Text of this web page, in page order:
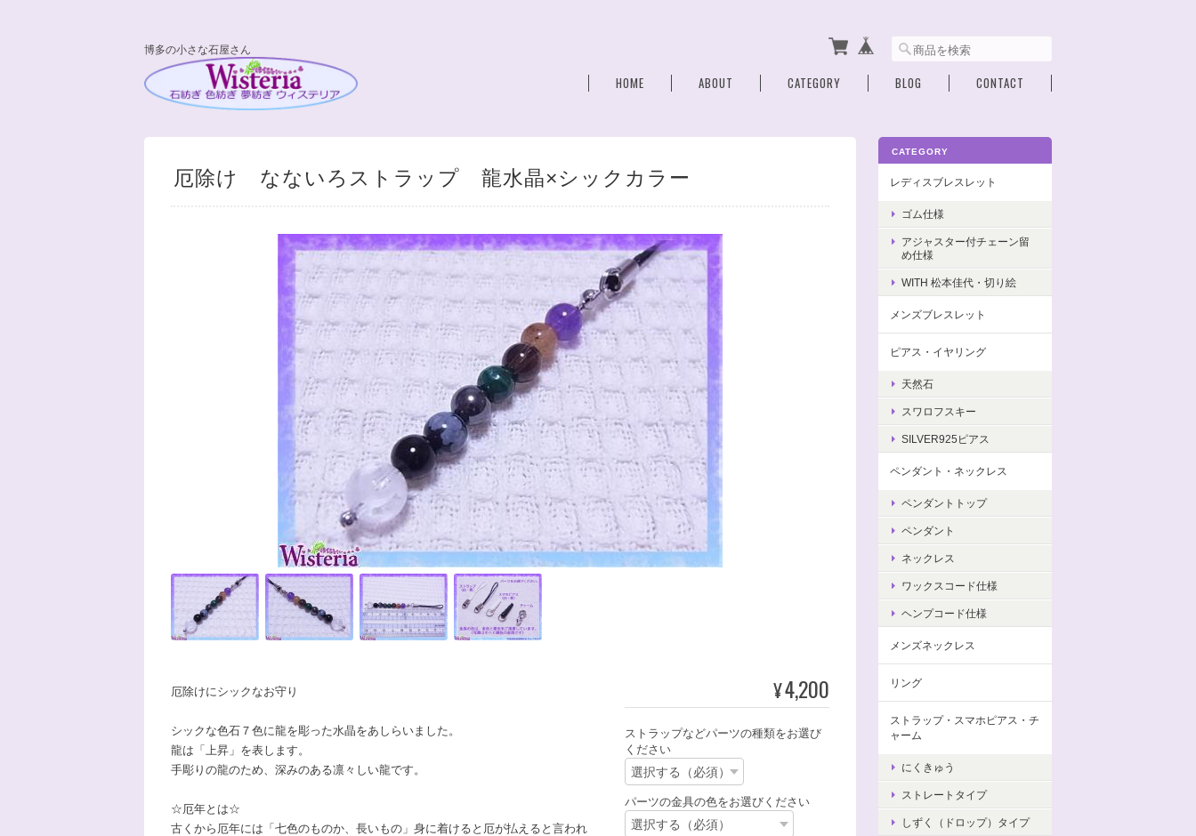
博多の小さな石屋さん
HOME ABOUT CATEGORY BLOG CONTACT
厄除け なないろストラップ 龍水晶×シックカラー
厄除けにシックなお守り
シックな色石７色に龍を彫った水晶をあしらいました。
龍は「上昇」を表します。
手彫りの龍のため、深みのある凛々しい龍です。
☆厄年とは☆
古くから厄年には「七色のものか、長いもの」身に着けると厄が払えると言われ
¥4,200
ストラップなどパーツの種類をお選び
ください
パーツの金具の色をお選びください
CATEGORY
レディスブレスレット
ゴム仕様
アジャスター付チェーン留
め仕様
WITH 松本佳代・切り絵
メンズブレスレット
ピアス・イヤリング
天然石
スワロフスキー
SILVER925ピアス
ペンダント・ネックレス
ペンダントトップ
ペンダント
ネックレス
ワックスコード仕様
ヘンプコード仕様
メンズネックレス
リング
ストラップ・スマホピアス・チ
ャーム
にくきゅう
ストレートタイプ
しずく（ドロップ）タイプ